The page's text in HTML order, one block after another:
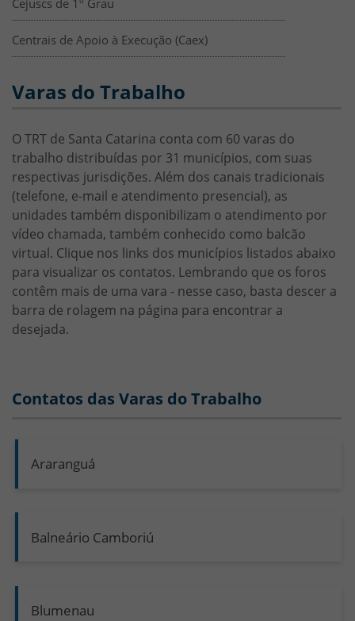
Cejuscs de 1º Grau
Centrais de Apoio à Execução (Caex)
Varas do Trabalho
Introdução
HTML
O TRT de Santa Catarina conta com 60 varas do
trabalho distribuídas por 31 municípios, com suas
respectivas jurisdições. Além dos canais tradicionais
(telefone, e-mail e atendimento presencial), as
unidades também disponibilizam o atendimento por
vídeo chamada, também conhecido como balcão
virtual. Clique nos links dos municípios listados abaixo
para visualizar os contatos. Lembrando que os foros
contêm mais de uma vara - nesse caso, basta descer a
barra de rolagem na página para encontrar a
desejada.
Contatos das Varas do Trabalho
Araranguá
Balneário Camboriú
Blumenau